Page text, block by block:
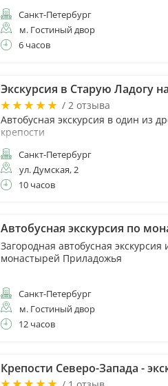
Санкт-Петербург
м. Гостиный двор
6 часов
Экскурсия в Старую Ладогу
/ 2 отзыва
Автобусная экскурсия в один из
крепости
Санкт-Петербург
ул. Думская, 2
10 часов
Автобусная экскурсия по
Загородная автобусная
монастырей Приладожья
Санкт-Петербург
м. Гостиный двор
12 часов
Крепости Северо-Запада -